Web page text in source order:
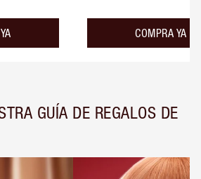
COMPRA YA
GUÍA DE REGALOS DE